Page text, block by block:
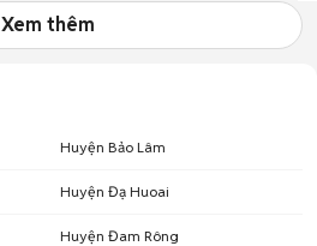
Xem thêm
Huyện Bảo Lâm
Huyện Đạ Huoai
Huyện Đam Rông